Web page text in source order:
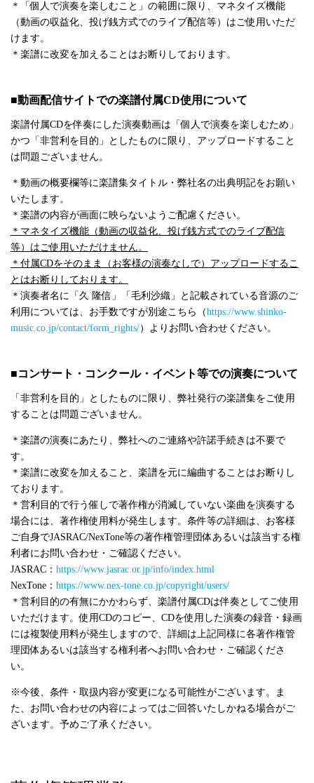
＊「個人で演奏を楽しむこと」の範囲に限り、マネタイズ機能
（動画の収益化、投げ銭方式でのライブ配信等）はご使用いただ
けます。
＊楽譜に改変を加えることはお断りしております。
■動画配信サイトでの楽譜付属CD使用について
楽譜付属CDを伴奏にした演奏動画は「個人で演奏を楽しむため」
かつ「非営利を目的」としたものに限り、アップロードすること
は問題ございません。
＊動画の概要欄等に楽譜集タイトル・弊社名の出典明記をお願い
いたします。
＊楽譜の内容が画面に映らないようご配慮ください。
＊マネタイズ機能（動画の収益化、投げ銭方式でのライブ配信
等）はご使用いただけません。
＊付属CDをそのまま（お客様の演奏なしで）アップロードするこ
とはお断りしております。
＊演奏者名に「久 隆信」「毛利沙織」と記載されている音源のご
利用については、お手数ですが別途こちら（https://www.shinko-
music.co.jp/contact/form_rights/）よりお問い合わせください。
■コンサート・コンクール・イベント等での演奏について
「非営利を目的」としたものに限り、弊社発行の楽譜集をご使用
することは問題ございません。
＊楽譜の演奏にあたり、弊社へのご連絡や許諾手続きは不要で
す。
＊楽譜に改変を加えること、楽譜を元に編曲することはお断りし
ております。
＊営利目的で行う催しで著作権が消滅していない楽曲を演奏する
場合には、著作権使用料が発生します。条件等の詳細は、お客様
ご自身でJASRAC/NexTone等の著作権管理団体あるいは該当する権
利者にお問い合わせ・ご確認ください。
JASRAC： https://www.jasrac.or.jp/info/index.html
NexTone： https://www.nex-tone.co.jp/copyright/users/
＊営利目的の有無にかかわらず、楽譜付属CDは伴奏としてご使用
いただけます。使用CDのコピー、CDを使用した演奏の録音・録画
には複製使用料が発生しますので、詳細は上記同様に各著作権管
理団体あるいは該当する権利者へお問い合わせ・ご確認くださ
い。
※今後、条件・取扱内容が変更になる可能性がございます。ま
た、お問い合わせの内容によってはご回答いたしかねる場合がご
ざいます。予めご了承ください。